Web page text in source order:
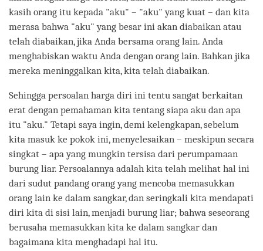
kasih orang itu kepada "aku" – "aku" yang kuat – dan kita
merasa bahwa "aku" yang besar ini akan diabaikan atau
telah diabaikan, jika Anda bersama orang lain. Anda
menghabiskan waktu Anda dengan orang lain. Bahkan jika
mereka meninggalkan kita, kita telah diabaikan.
Sehingga persoalan harga diri ini tentu sangat berkaitan
erat dengan pemahaman kita tentang siapa aku dan apa
itu "aku." Tetapi saya ingin, demi kelengkapan, sebelum
kita masuk ke pokok ini, menyelesaikan – meskipun secara
singkat – apa yang mungkin tersisa dari perumpamaan
burung liar. Persoalannya adalah kita telah melihat hal ini
dari sudut pandang orang yang mencoba memasukkan
orang lain ke dalam sangkar, dan seringkali kita mendapati
diri kita di sisi lain, menjadi burung liar; bahwa seseorang
berusaha memasukkan kita ke dalam sangkar dan
bagaimana kita menghadapi hal itu.